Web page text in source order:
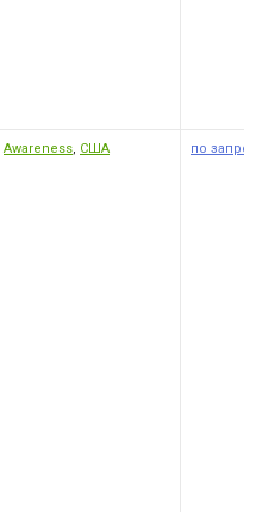
Awareness, США по